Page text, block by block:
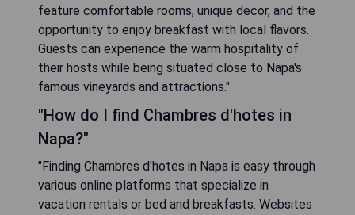
feature comfortable rooms, unique decor, and the
opportunity to enjoy breakfast with local flavors.
Guests can experience the warm hospitality of
their hosts while being situated close to Napa's
famous vineyards and attractions."
"How do I find Chambres d'hotes in
Napa?"
"Finding Chambres d'hotes in Napa is easy through
various online platforms that specialize in
vacation rentals or bed and breakfasts. Websites